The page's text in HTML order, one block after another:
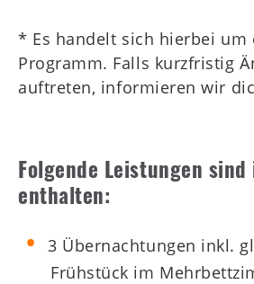
* Es handelt sich hierbei um
Programm. Falls kurzfristig
auftreten, informieren wir
Folgende Leistungen
enthalten:
3 Übernachtungen inkl.
Frühstück im